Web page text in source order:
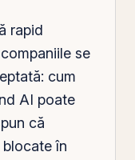
rapid
se
cum
AI poate
că
în